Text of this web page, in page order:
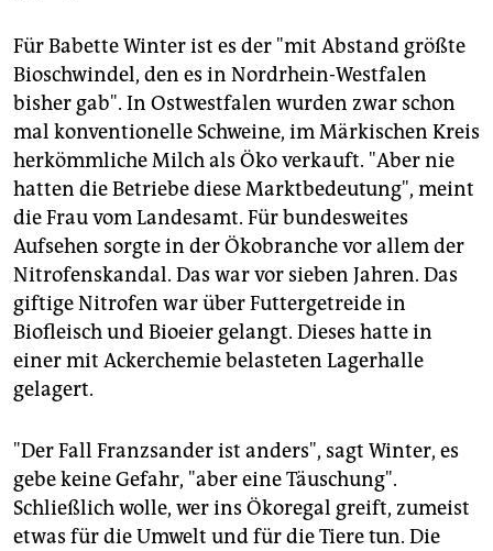
Für Babette Winter ist es der "mit Abstand größte
Bioschwindel, den es in Nordrhein-Westfalen
bisher gab". In Ostwestfalen wurden zwar schon
mal konventionelle Schweine, im Märkischen Kreis
herkömmliche Milch als Öko verkauft. "Aber nie
hatten die Betriebe diese Marktbedeutung", meint
die Frau vom Landesamt. Für bundesweites
Aufsehen sorgte in der Ökobranche vor allem der
Nitrofenskandal. Das war vor sieben Jahren. Das
giftige Nitrofen war über Futtergetreide in
Biofleisch und Bioeier gelangt. Dieses hatte in
einer mit Ackerchemie belasteten Lagerhalle
gelagert.
"Der Fall Franzsander ist anders", sagt Winter, es
gebe keine Gefahr, "aber eine Täuschung".
Schließlich wolle, wer ins Ökoregal greift, zumeist
etwas für die Umwelt und für die Tiere tun. Die